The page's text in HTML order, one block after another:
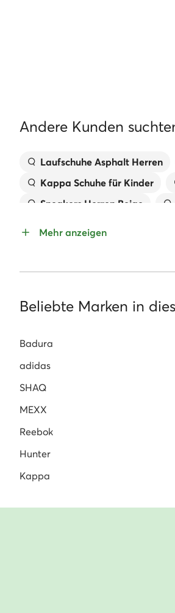
Andere Kunden
Laufschuhe Asphalt Herren
Kappa Schuhe für Kinder
Sneakers Herren Beige
Mehr anzeigen
Beliebte Marken in
Badura
adidas
SHAQ
MEXX
Reebok
Hunter
Kappa